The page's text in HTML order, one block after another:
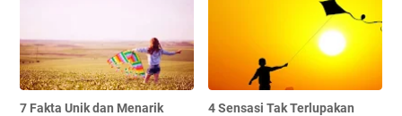
7 Fakta Unik dan Menarik
4 Sensasi Tak Terlupakan